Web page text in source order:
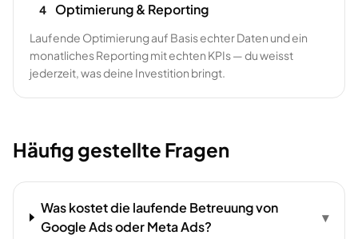
4 Optimierung & Reporting
Laufende Optimierung auf Basis echter Daten und ein
monatliches Reporting mit echten KPIs — du weisst
jederzeit, was deine Investition bringt.
Häufig gestellte Fragen
Was kostet die laufende Betreuung von
Google Ads oder Meta Ads?
▾